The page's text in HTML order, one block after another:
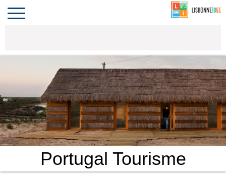
LE PORTUGAL
Toggle
navigation
Portugal Tourisme